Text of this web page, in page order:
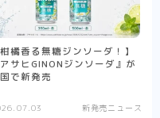
柑橘香る無糖ジンソーダ！】
アサヒGINONジンソーダ』が
で新発売
新発売ニュース